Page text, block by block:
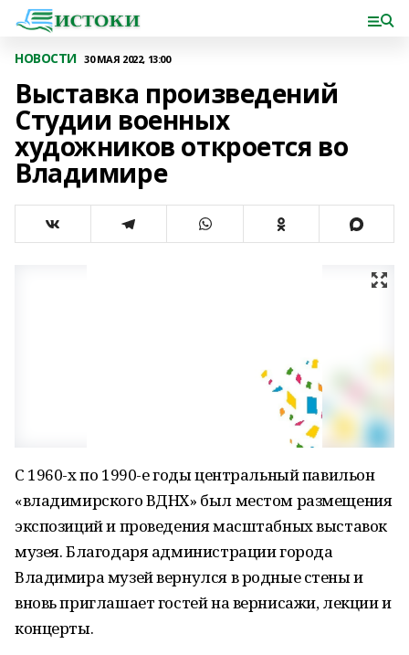
НОВОСТИ 30 МАЯ 2022, 13:00
Выставка произведений
Студии военных
художников откроется во
Владимире
С 1960-х по 1990-е годы центральный павильон
«владимирского ВДНХ» был местом размещения
экспозиций и проведения масштабных выставок
музея. Благодаря администрации города
Владимира музей вернулся в родные стены и
вновь приглашает гостей на вернисажи, лекции и
концерты.